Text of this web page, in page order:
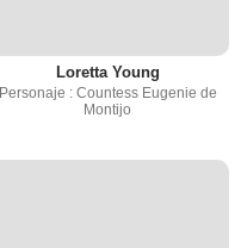
Loretta Young
Personaje : Countess Eugenie de
Montijo